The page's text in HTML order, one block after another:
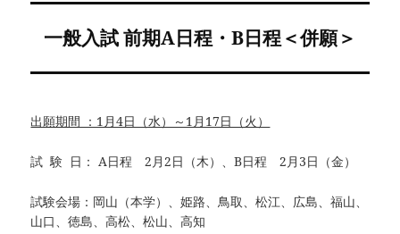
一般入試 前期A日程・B日程＜併願＞
出願期間 ：1月4日（水）～1月17日（火）
試 験 日： A日程 2月2日（木）、B日程 2月3日（金）
試験会場：岡山（本学）、姫路、鳥取、松江、広島、福山、
山口、徳島、高松、松山、高知